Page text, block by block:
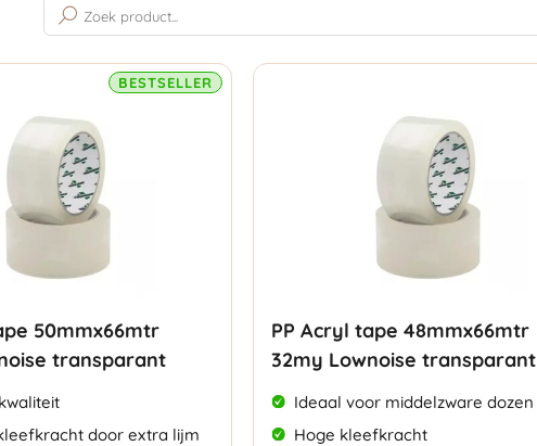
Gesorteerd
BESTSELLER
50mmx66mtr
transparant
door extra lijm
PP Acryl tape 48mmx66mtr
32my Lownoise transparant
Ideaal voor middelzware dozen
Hoge kleefkracht